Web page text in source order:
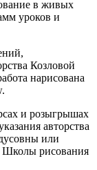
в живых
уроков и
Козловой
нарисована
и розыгрышах
авторства
или
Школы рисования